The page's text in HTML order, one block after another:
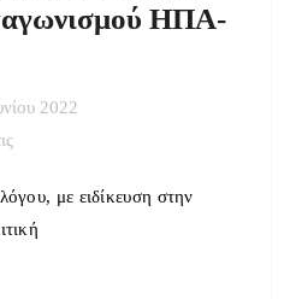
ΗΠΑ-
2022
με ειδίκευση στην